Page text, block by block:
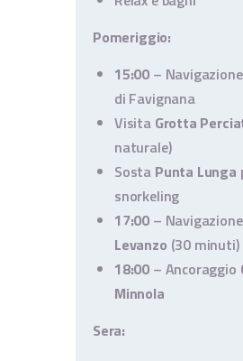
Pomeriggio:
15:00 –
di Favignana
Visita Grotta
naturale)
Sosta Punta Lunga
snorkeling
17:00 –
Levanzo (30 minuti)
18:00 – Ancoraggio
Minnola
Sera: